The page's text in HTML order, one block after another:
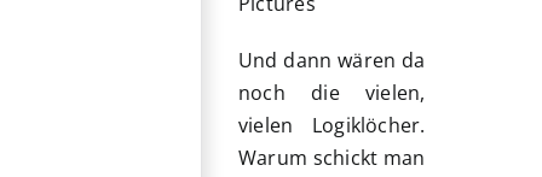
Und dann wären da
noch die vielen,
vielen Logiklöcher.
Warum schickt man